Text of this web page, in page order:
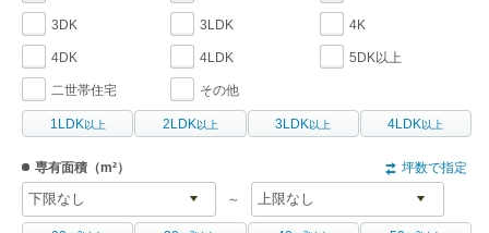
3DK 3LDK 4K
4DK 4LDK 5DK以上
二世帯住宅 その他
1LDK 以上 2LDK 以上 3LDK 以上 4LDK 以上
専有面積（m²） 坪数で指定
～